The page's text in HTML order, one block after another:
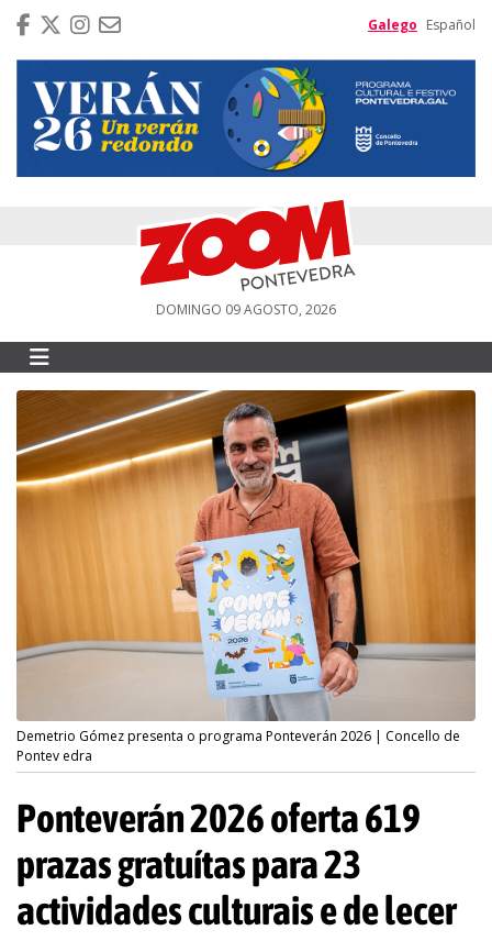
Galego Español
DOMINGO 09 AGOSTO, 2026
Demetrio Gómez presenta o programa Ponteverán 2026 | Concello de
Pontev edra
Ponteverán 2026 oferta 619
prazas gratuítas para 23
actividades culturais e de lecer